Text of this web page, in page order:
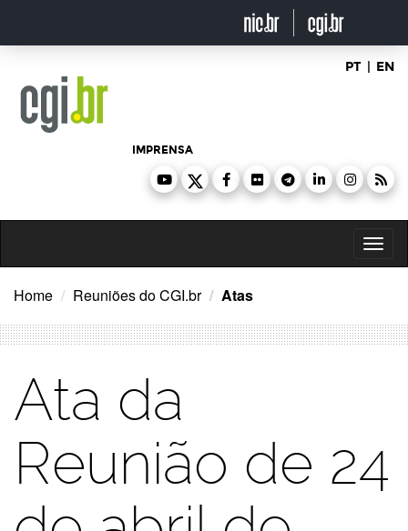
o
PT | EN
IMPRENSA
Home Reuniões do CGI.br Atas
Ata da
Reunião de 24